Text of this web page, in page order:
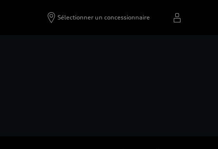
Sélectionner un concessionnaire